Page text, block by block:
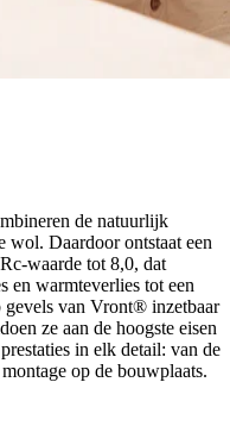
de natuurlijk
wol. Daardoor ontstaat een
waarde tot 8,0, dat
en warmteverlies tot een
van Vront® inzetbaar
ze aan de hoogste eisen
in elk detail: van de
op de bouwplaats.